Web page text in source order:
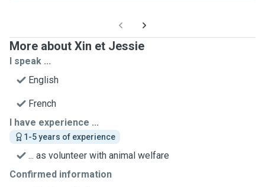
More about Xin et Jessie
I speak ...
English
French
I have experience ...
1-5 years of experience
... as volunteer with animal welfare
Confirmed information